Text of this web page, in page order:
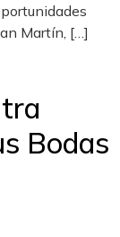
Martín, […]
Bodas